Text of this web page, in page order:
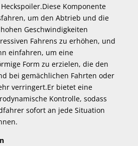
Komponente
um den Abtrieb und die
Geschwindigkeiten
Fahrens zu erhöhen, und
einfahren, um eine
Form zu erzielen, die den
bei gemächlichen Fahrten oder
verringert.Er bietet eine
Kontrolle, sodass
sofort an jede Situation